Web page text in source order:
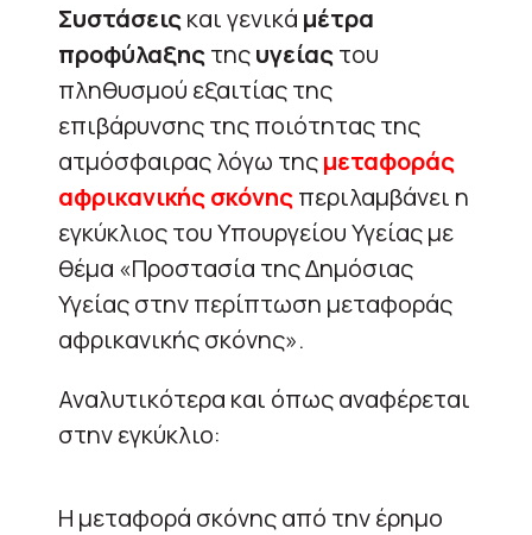
Συστάσειςκαι γενικά μέτρα
προφύλαξηςτηςυγείαςτου
πληθυσμού εξαιτίας της
επιβάρυνσης της ποιότητας της
ατμόσφαιρας λόγω τηςμεταφοράς
αφρικανικής σκόνηςπεριλαμβάνει η
εγκύκλιος του Υπουργείου Υγείας με
θέμα «Προστασία της Δημόσιας
Υγείας στην περίπτωση μεταφοράς
αφρικανικής σκόνης».
Αναλυτικότερα και όπως αναφέρεται
στην εγκύκλιο:
Η μεταφορά σκόνης από την έρημο